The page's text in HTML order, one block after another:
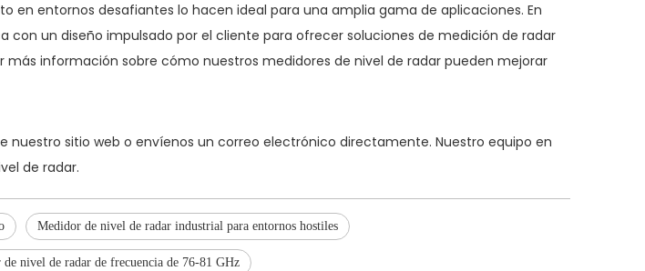
entornos desafiantes lo hacen ideal para una amplia gama de aplicaciones. En
con un diseño impulsado por el cliente para ofrecer soluciones de medición de radar
información sobre cómo nuestros medidores de nivel de radar pueden mejorar
sitio web o envíenos un correo electrónico directamente. Nuestro equipo en
de radar.
Medidor de nivel de radar industrial para entornos hostiles
nivel de radar de frecuencia de 76-81 GHz